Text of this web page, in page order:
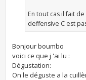
En tout cas il fait
deffensive C est
Bonjour boumbo
voici ce que j 'ai lu :
Dégustation:
On le déguste a la